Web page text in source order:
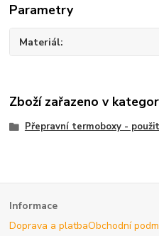
Parametry
Materiál
Zboží zařazeno v
Přepravní termoboxy -
Informace
Doprava a platbaObchodní